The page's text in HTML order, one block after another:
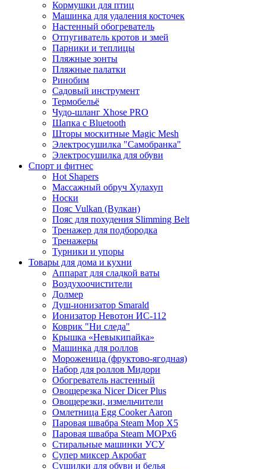
Кормушки для птиц
Машинка для удаления косточек
Настенный обогреватель
Отпугиватель кротов и змей
Парники и теплицы
Пляжные зонты
Пляжные палатки
Ринобим
Садовый инструмент
Термобельё
Чудо-шланг Xhose PRO
Шапка с Bluetooth
Шторы москитные Magic Mesh
Электросушилка "Самобранка"
Электросушилка для обуви
Спорт и фитнес
Hot Shapers
Массажный обруч Хулахуп
Носки
Пояс Vulkan (Вулкан)
Пояс для похудения Slimming Belt
Тренажер для подбородка
Тренажеры
Турники и упоры
Товары для дома и кухни
Аппарат для сладкой ваты
Воздухоочистители
Долмер
Душ-ионизатор Smarald
Ионизатор Невотон ИС-112
Коврик "Ни следа"
Крышка «Невыкипайка»
Машинка для роллов
Мороженица (фруктово-ягодная)
Набор для роллов Мидори
Обогреватель настенный
Овощерезка Nicer Dicer Plus
Овощерезки, измельчители
Омлетница Egg Сooker Aaron
Паровая швабра Steam Mop X5
Паровая швабра Steam MOPх6
Стиральные машинки УСУ
Супер миксер Акробат
Сушилки для обуви и белья